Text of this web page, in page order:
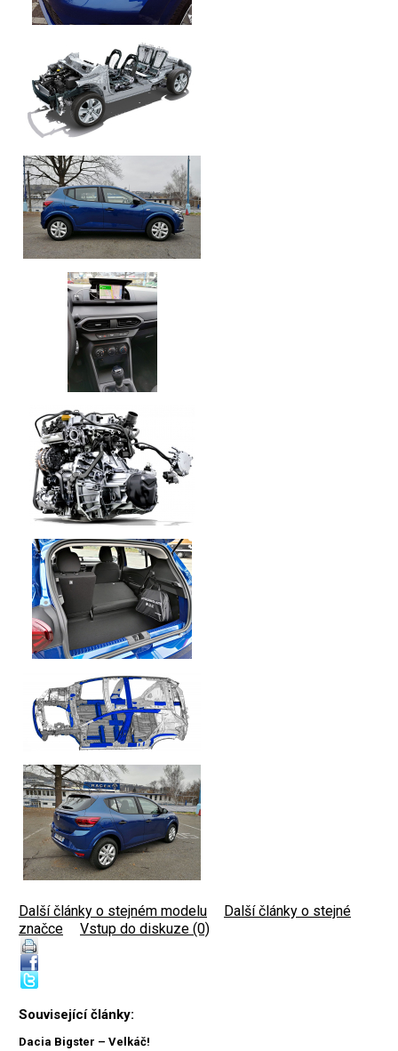
Další články o stejném modelu
Další články o stejné
značce
Vstup do diskuze (0)
Související články:
Dacia Bigster – Velkáč!